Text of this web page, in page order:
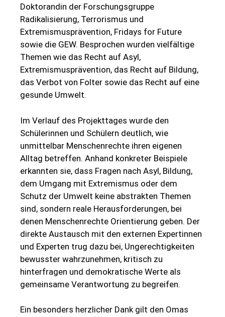
Doktorandin der Forschungsgruppe
Radikalisierung, Terrorismus und
Extremismusprävention, Fridays for Future
sowie die GEW. Besprochen wurden vielfältige
Themen wie das Recht auf Asyl,
Extremismusprävention, das Recht auf Bildung,
das Verbot von Folter sowie das Recht auf eine
gesunde Umwelt.
Im Verlauf des Projekttages wurde den
Schülerinnen und Schülern deutlich, wie
unmittelbar Menschenrechte ihren eigenen
Alltag betreffen. Anhand konkreter Beispiele
erkannten sie, dass Fragen nach Asyl, Bildung,
dem Umgang mit Extremismus oder dem
Schutz der Umwelt keine abstrakten Themen
sind, sondern reale Herausforderungen, bei
denen Menschenrechte Orientierung geben. Der
direkte Austausch mit den externen Expertinnen
und Experten trug dazu bei, Ungerechtigkeiten
bewusster wahrzunehmen, kritisch zu
hinterfragen und demokratische Werte als
gemeinsame Verantwortung zu begreifen.
Ein besonders herzlicher Dank gilt den Omas